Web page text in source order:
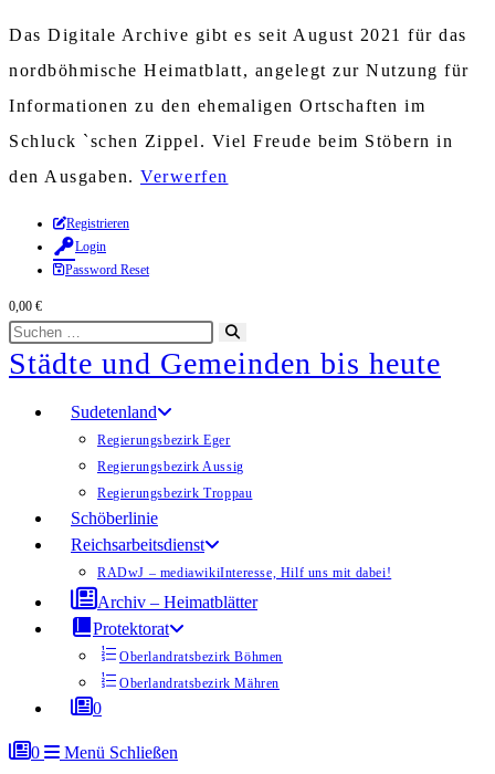
Das Digitale Archive gibt es seit August 2021 für das
nordböhmische Heimatblatt, angelegt zur Nutzung für
Informationen zu den ehemaligen Ortschaften im
Schluck `schen Zippel. Viel Freude beim Stöbern in
den Ausgaben. Verwerfen
Zum
Inhalt
springen
Registrieren
Login
Password Reset
0,00 €
Diese
Website
durchsuchen
starten
Städte und Gemeinden bis heute
Sudetenland
Regierungsbezirk Eger
Regierungsbezirk Aussig
Regierungsbezirk Troppau
Schöberlinie
Reichsarbeitsdienst
RADwJ – mediawikiInteresse, Hilf uns mit dabei!
Archiv – Heimatblätter
Protektorat
Oberlandratsbezirk Böhmen
Oberlandratsbezirk Mähren
0
0 Menü Schließen